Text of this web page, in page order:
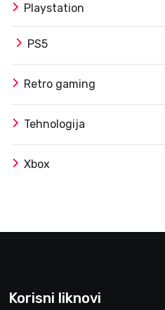
Playstation
PS5
Retro gaming
Tehnologija
Xbox
Korisni liknovi